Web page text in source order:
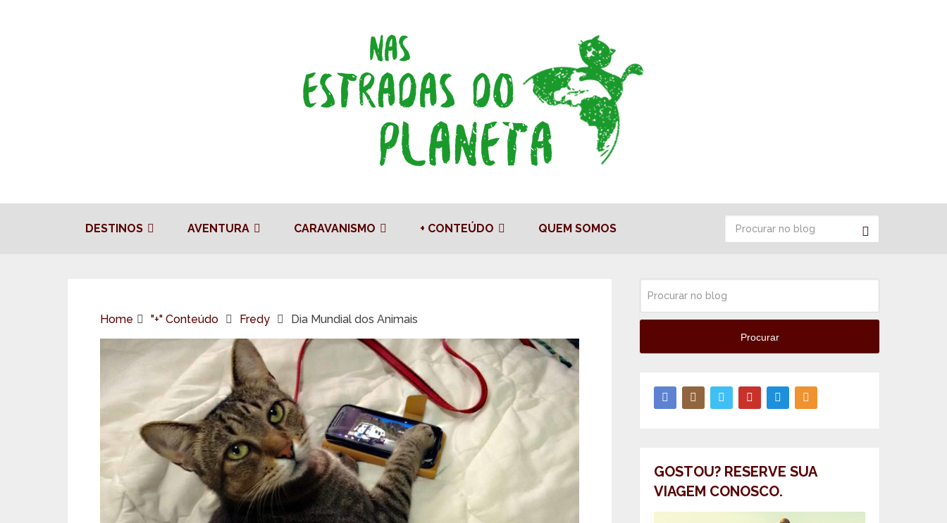
DESTINOS AVENTURA CARAVANISMO + CONTEÚDO QUEM SOMOS
Home "+" Conteúdo Fredy Dia Mundial dos Animais
Procurar
GOSTOU? RESERVE SUA
VIAGEM CONOSCO.